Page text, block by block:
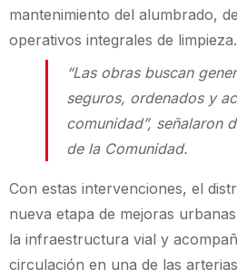
mantenimiento del alumbrado,
operativos integrales de limpieza.
“Las obras buscan
seguros, ordenados y
comunidad”, señalaron
de la Comunidad.
Con estas intervenciones, el
nueva etapa de mejoras
la infraestructura vial y
circulación en una de las